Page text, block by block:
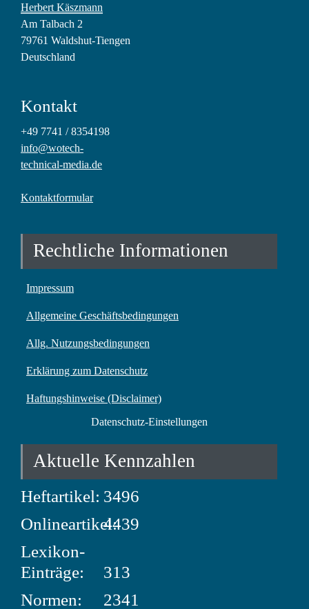
Herbert Käszmann
Am Talbach 2
79761 Waldshut-Tiengen
Deutschland
Kontakt
+49 7741 / 8354198
info@wotech-
technical-media.de
Kontaktformular
Rechtliche Informationen
Impressum
Allgemeine Geschäftsbedingungen
Allg. Nutzungsbedingungen
Erklärung zum Datenschutz
Haftungshinweise (Disclaimer)
Datenschutz-Einstellungen
Aktuelle Kennzahlen
Heftartikel: 3496
Onlineartikel:4439
Lexikon-
Einträge:
313
Normen:
2341